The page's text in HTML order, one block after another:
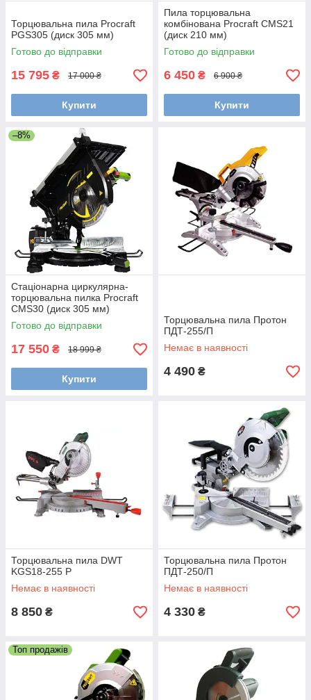
Торцювальна пила Procraft
PGS305 (диск 305 мм)
Готово до відправки
15 795 ₴ 17 000 ₴
Купити
Пила торцювальна
комбінована Procraft CMS21
(диск 210 мм)
Готово до відправки
6 450 ₴ 6 900 ₴
Купити
–8%
Стаціонарна циркулярна-
торцювальна пилка Procraft
CMS30 (диск 305 мм)
Готово до відправки
17 550 ₴ 18 999 ₴
Купити
Торцювальна пила Протон
ПДТ-255/П
Немає в наявності
4 490 ₴
Торцювальна пила DWT
KGS18-255 P
Немає в наявності
8 850 ₴
Торцювальна пила Протон
ПДТ-250/П
Немає в наявності
4 330 ₴
Топ продажів